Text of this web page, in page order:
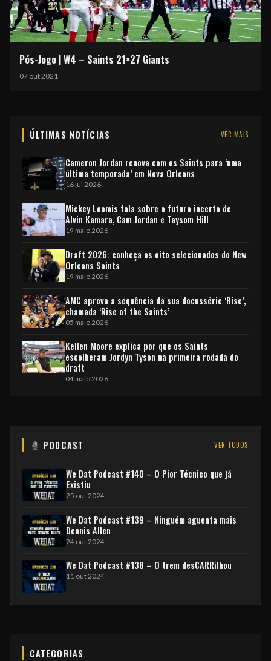
Pós-Jogo | W4 – Saints 21×27 Giants
07 out 2021
ÚLTIMAS NOTÍCIAS VER MAIS
Cameron Jordan renova com os Saints para ‘uma
última temporada’ em Nova Orleans
16 jul 2026
Mickey Loomis fala sobre o futuro incerto de
Alvin Kamara, Cam Jordan e Taysom Hill
19 maio 2026
Draft 2026: conheça os oito selecionados do New
Orleans Saints
19 maio 2026
AMC aprova a sequência da sua docussérie ‘Rise’,
chamada ‘Rise of the Saints’
05 maio 2026
Kellen Moore explica por que os Saints
escolheram Jordyn Tyson na primeira rodada do
draft
04 maio 2026
PODCAST VER TODOS
We Dat Podcast #140 – O Pior Técnico que já
Existiu
25 out 2024
We Dat Podcast #139 – Ninguém aguenta mais
Dennis Allen
24 out 2024
We Dat Podcast #138 – O trem desCARRilhou
11 out 2024
CATEGORIAS